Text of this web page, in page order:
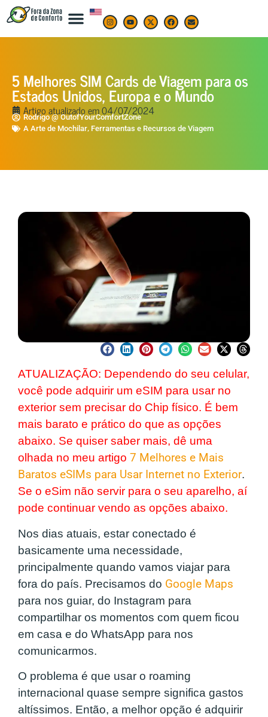
5 Melhores SIM Cards de Viagem para os
Estados Unidos, Europa e o Mundo
Artigo atualizado em04/07/2024
Rodrigo @ OutofYourComfortZone
A Arte de Mochilar, Ferramentas e Recursos de Viagem
ATUALIZAÇÃO: Dependendo do seu celular,
você pode adquirir um eSIM para usar no
exterior sem precisar do Chip físico. É bem
mais barato e prático do que as opções
abaixo. Se quiser saber mais, dê uma
olhada no meu artigo 7 Melhores e Mais
Baratos eSIMs para Usar Internet no Exterior.
Se o eSim não servir para o seu aparelho, aí
pode continuar vendo as opções abaixo.
Nos dias atuais, estar conectado é
basicamente uma necessidade,
principalmente quando vamos viajar para
fora do país. Precisamos do Google Maps
para nos guiar, do Instagram para
compartilhar os momentos com quem ficou
em casa e do WhatsApp para nos
comunicarmos.
O problema é que usar o roaming
internacional quase sempre significa gastos
altíssimos. Então, a melhor opção é adquirir